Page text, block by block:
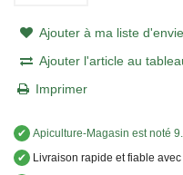
Ajouter à ma liste
Ajouter l'article au
Imprimer
✔ Apiculture-Magasin est noté
✔
Livraison rapide et fiable avec